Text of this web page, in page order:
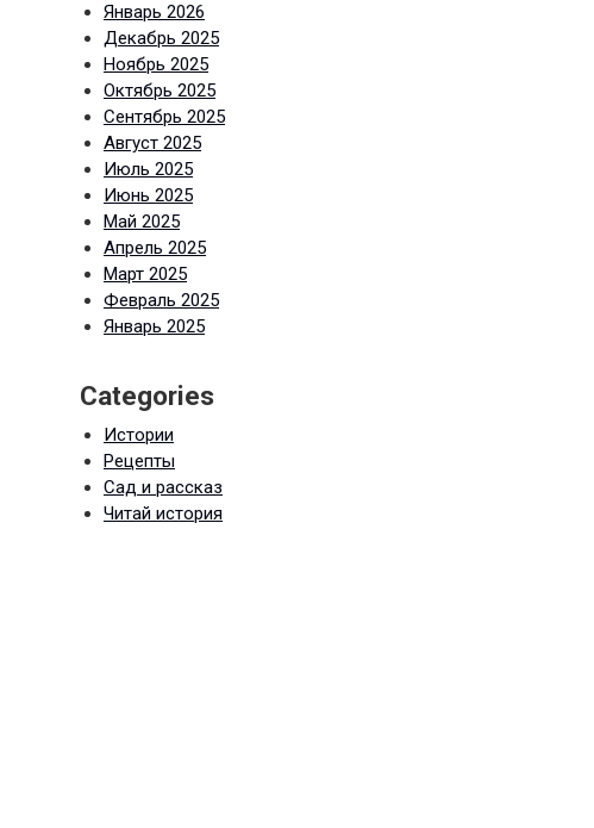
Январь 2026
Декабрь 2025
Ноябрь 2025
Октябрь 2025
Сентябрь 2025
Август 2025
Июль 2025
Июнь 2025
Май 2025
Апрель 2025
Март 2025
Февраль 2025
Январь 2025
Categories
Истории
Рецепты
Сад и рассказ
Читай история